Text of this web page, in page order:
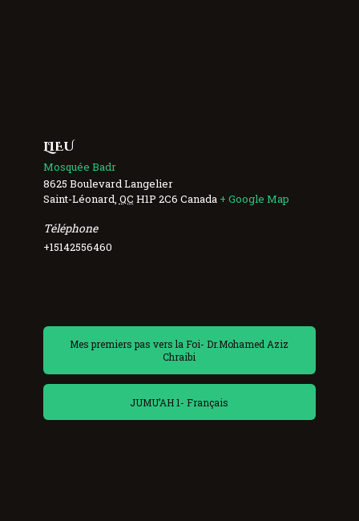
LIEU
Mosquée Badr
8625 Boulevard Langelier
Saint-Léonard QC H1P 2C6 Canada + Google Map
Téléphone
+15142556460
Mes premiers pas vers la Foi- Dr.Mohamed Aziz
Chraibi
JUMU’AH 1- Français